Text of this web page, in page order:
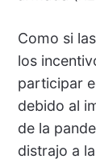
Como si
los
participar
debido al
de la
distrajo a